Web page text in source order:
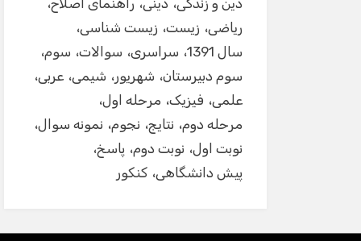
دین و زندگی دینی راهنمای اصلاح
ریاضی زیست زیست شناسی
سال 1391
سراسری سوالات سوم
سوم دبیرستان شهریور شیمی عربی
علمی فیزیک مرحله اول
مرحله دوم نتایج نجوم نمونه سوال
نوبت اول نوبت دوم پاسخ
پیش دانشگاهی کنکور